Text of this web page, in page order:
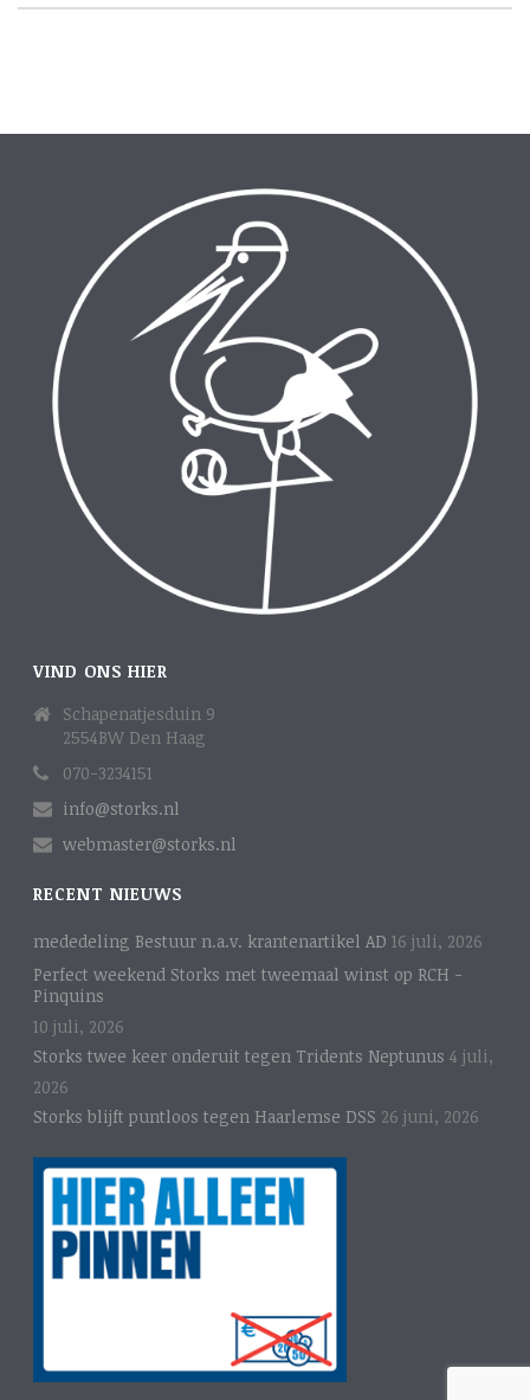
VIND ONS HIER
Schapenatjesduin 9
2554BW Den Haag
070-3234151
info@storks.nl
webmaster@storks.nl
RECENT NIEUWS
mededeling Bestuur n.a.v. krantenartikel AD 16 juli, 2026
Perfect weekend Storks met tweemaal winst op RCH -
Pinquins
10 juli, 2026
Storks twee keer onderuit tegen Tridents Neptunus 4 juli,
2026
Storks blijft puntloos tegen Haarlemse DSS 26 juni, 2026